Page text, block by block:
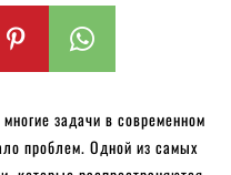
задачи в современном
проблем. Одной из самых